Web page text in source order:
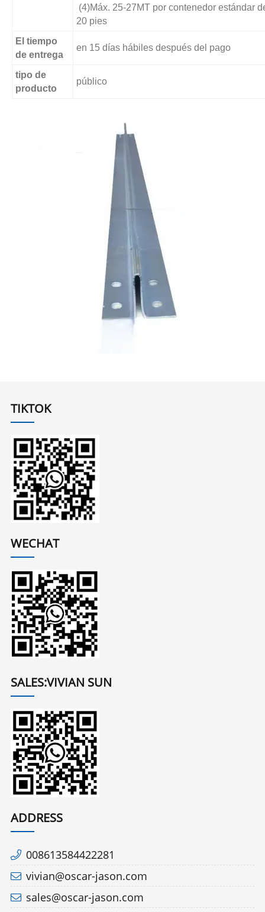
(4)Máx. 25-27MT por contenedor estándar
20 pies
El tiempo
de entrega
en 15 días hábiles después del pago
tipo de
producto
público
TIKTOK
WECHAT
SALES:VIVIAN SUN
ADDRESS
008613584422281
vivian@oscar-jason.com
sales@oscar-jason.com